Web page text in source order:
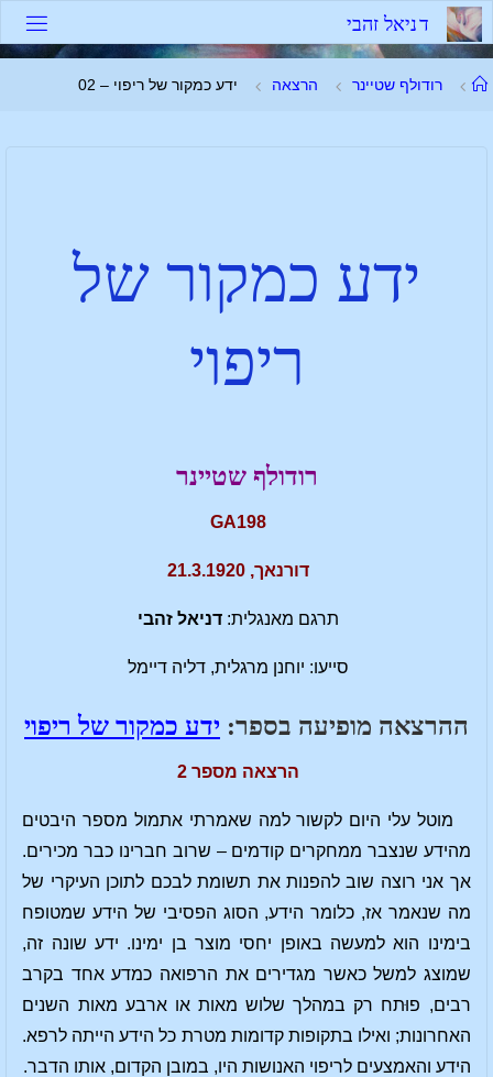
דניאל זהבי
רודולף שטיינר הרצאה ידע כמקור של ריפוי – 02
ידע כמקור של
ריפוי
רודולף שטיינר
GA198
דורנאך, 21.3.1920
תרגם מאנגלית:דניאל זהבי
סייעו: יוחנן מרגלית, דליה דיימל
ההרצאה מופיעה בספר: ידע כמקור של ריפוי
הרצאה מספר 2
מוטל עלי היום לקשור למה שאמרתי אתמול מספר היבטים
מהידע שנצבר ממחקרים קודמים – שרוב חברינו כבר מכירים.
אך אני רוצה שוב להפנות את תשומת לבכם לתוכן העיקרי של
מה שנאמר אז, כלומר הידע, הסוג הפסיבי של הידע שמטופח
בימינו הוא למעשה באופן יחסי מוצר בן ימינו. ידע שונה זה,
שמוצג למשל כאשר מגדירים את הרפואה כמדע אחד בקרב
רבים, פוּתח רק במהלך שלוש מאות או ארבע מאות השנים
האחרונות; ואילו בתקופות קדומות מטרת כל הידע הייתה לרפא.
הידע והאמצעים לריפוי האנושות היו, במובן הקדום, אותו הדבר.